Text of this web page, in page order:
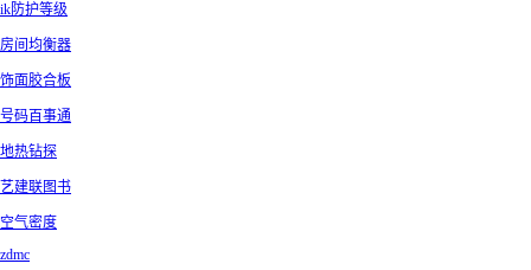
ik防护等级
房间均衡器
饰面胶合板
号码百事通
地热钻探
艺建联图书
空气密度
zdmc